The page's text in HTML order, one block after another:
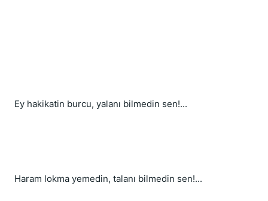
Ey hakikatin burcu, yalanı bilmedin sen!...
Haram lokma yemedin, talanı bilmedin sen!...